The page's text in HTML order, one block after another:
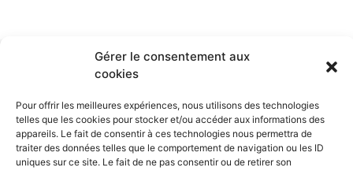
Gérer le consentement aux
cookies
Pour offrir les meilleures expériences, nous utilisons des technologies
telles que les cookies pour stocker et/ou accéder aux informations des
appareils. Le fait de consentir à ces technologies nous permettra de
traiter des données telles que le comportement de navigation ou les ID
uniques sur ce site. Le fait de ne pas consentir ou de retirer son
CAESUG
25 avenue des
Martyrs
BP 166
38042 Grenoble
EN SAVOIR PLUS
L’ASSOCIATION
NEWSLETTERS